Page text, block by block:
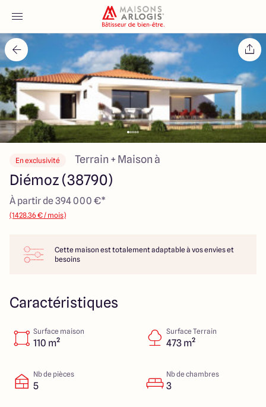
Accueil
Nos maisons
Nos annonces
Votre projet
Qui sommes-nous
Maisons ARLOGIS Lyon Est
4.9
En exclusivité Terrain + Maison à
Diémoz (38790)
À partir de 394 000 €*
(1428.36 € / mois)
Cette maison est totalement adaptable à vos envies et
besoins
Caractéristiques
Surface maison
110 m²
Surface Terrain
473 m²
Nb de pièces
5
Nb de chambres
3